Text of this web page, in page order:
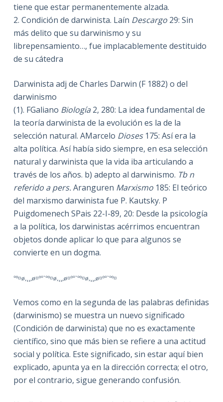
tiene que estar permanentemente alzada.
2. Condición de darwinista. Laín Descargo 29: Sin
más delito que su darwinismo y su
librepensamiento…, fue implacablemente destituido
de su cátedra
Darwinista adj de Charles Darwin (F 1882) o del
darwinismo
(1). FGaliano Biología 2, 280: La idea fundamental de
la teoría darwinista de la evolución es la de la
selección natural. AMarcelo Dioses 175: Así era la
alta política. Así había sido siempre, en esa selección
natural y darwinista que la vida iba articulando a
través de los años. b) adepto al darwinismo. Tb n
referido a pers.Aranguren Marxismo 185: El teórico
del marxismo darwinista fue P. Kautsky. P
Puigdomenech SPais 22-I-89, 20: Desde la psicología
a la política, los darwinistas acérrimos encuentran
objetos donde aplicar lo que para algunos se
convierte en un dogma.
°º¤ø,¸¸,ø¤º°`°º¤ø,¸¸,ø¤º°`°º¤ø,¸¸,ø¤º°`°º¤
Vemos como en la segunda de las palabras definidas
(darwinismo) se muestra un nuevo significado
(Condición de darwinista) que no es exactamente
científico, sino que más bien se refiere a una actitud
social y política. Este significado, sin estar aquí bien
explicado, apunta ya en la dirección correcta; el otro,
por el contrario, sigue generando confusión.